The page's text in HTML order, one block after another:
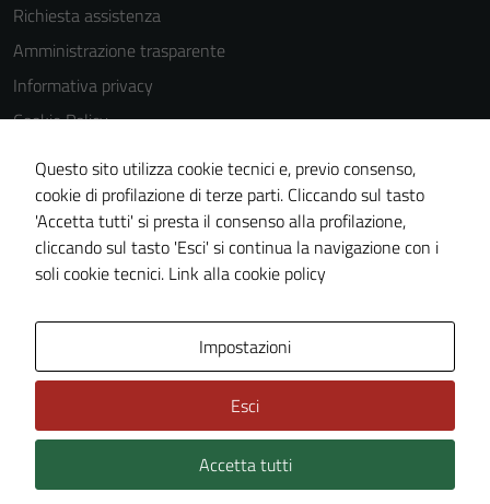
Richiesta assistenza
Amministrazione trasparente
Informativa privacy
Cookie Policy
Dichiarazione di accessibilità
Piano di miglioramento del sito
Statistiche sito web
Technical Design s.r.l.
Questo sito utilizza cookie tecnici e, previo consenso,
cookie di profilazione di terze parti. Cliccando sul tasto
'Accetta tutti' si presta il consenso alla profilazione,
cliccando sul tasto 'Esci' si continua la navigazione con i
soli cookie tecnici. Link alla cookie policy
Impostazioni
Esci
Accetta tutti